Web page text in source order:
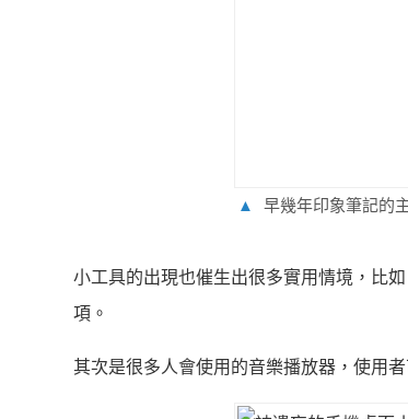
▲ 早幾年印象筆記的
小工具的出現也催生出很多實用情境，比
項。
其次是很多人會使用的音樂播放器，使用